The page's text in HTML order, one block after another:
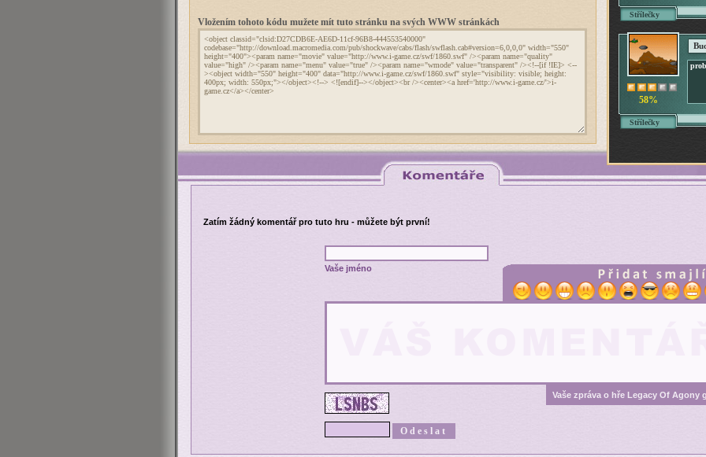
Vložením tohoto kódu mužete mít tuto stránku na svých WWW stránkách
Střílečky
58%
Střílečky
Zatím žádný komentář pro tuto hru - můžete být první!
Vaše jméno
Vaše zpráva o hře Legacy Of Agony